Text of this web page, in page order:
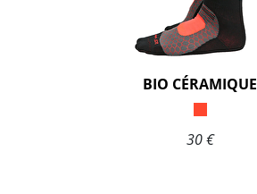
BIO CÉRAMIQUE
30 €